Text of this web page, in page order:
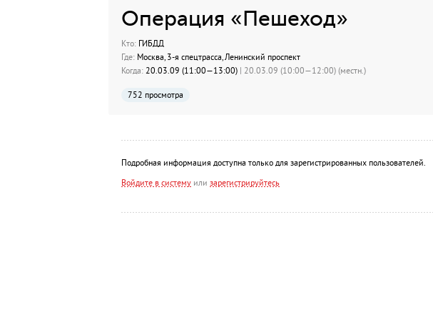
Операция «Пешеход»
Кто:ГИБДД
Где:Москва, 3-я спецтрасса, Ленинский проспект
Когда:20.03.09 (11:00—13:00) | 20.03.09 (10:00—12:00) (местн.)
752 просмотра
Подробная информация доступна только для зарегистрированных пользователей.
Войдите в системуили зарегистрируйтесь